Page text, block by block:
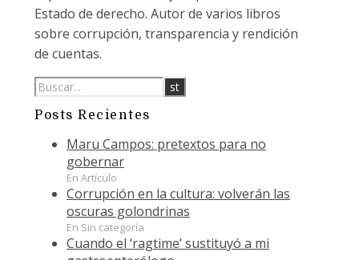
Estado de derecho. Autor de varios libros
sobre corrupción, transparencia y rendición
de cuentas.
Posts Recientes
Maru Campos: pretextos para no
gobernar
En Artículo
Corrupción en la cultura: volverán las
oscuras golondrinas
En Sin categoría
Cuando el ‘ragtime’ sustituyó a mi